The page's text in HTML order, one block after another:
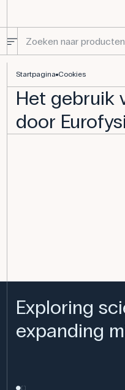
Startpagina Cookies
Het gebruik
door
Exploring
expanding